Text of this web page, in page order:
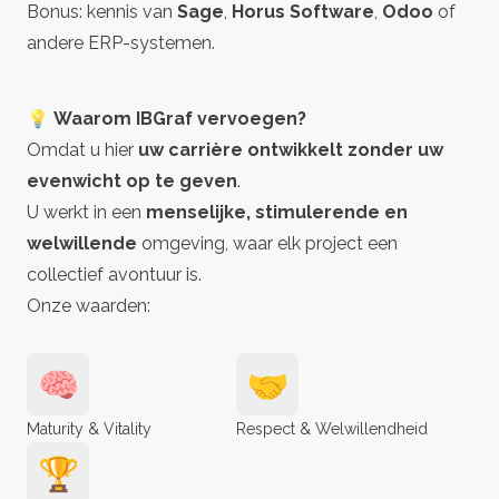
Bonus: kennis van Sage, Horus Software, Odoo of
andere ERP-systemen.
💡 Waarom IBGraf vervoegen?
Omdat u hier uw carrière ontwikkelt zonder uw
evenwicht op te geven.
U werkt in een menselijke, stimulerende en
welwillende omgeving, waar elk project een
collectief avontuur is.
Onze waarden:
🧠
Maturity & Vitality
🤝
Respect & Welwillendheid
🏆